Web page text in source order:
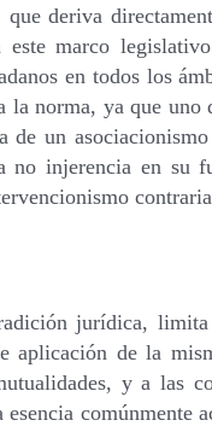
deriva
marco
en todos los
norma, ya que uno
un
injerencia en su
jurídica,
de la
y a las
comúnmente